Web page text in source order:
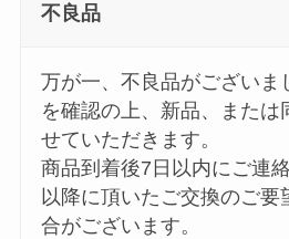
不良品
万が一、不良品がございま
を確認の上、新品、または
せていただきます。
商品到着後7日以内にご連
以降に頂いたご交換のご要
合がございます。